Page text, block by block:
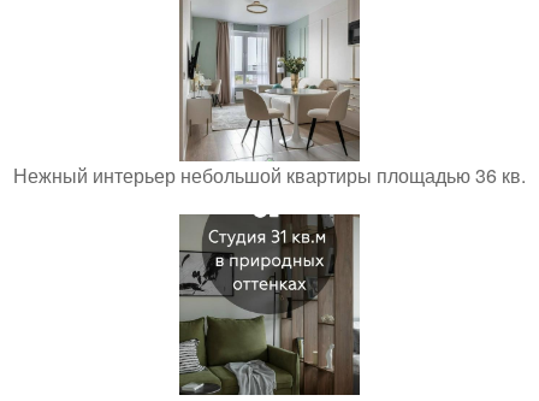
Нежный интерьер небольшой квартиры площадью 36 кв.